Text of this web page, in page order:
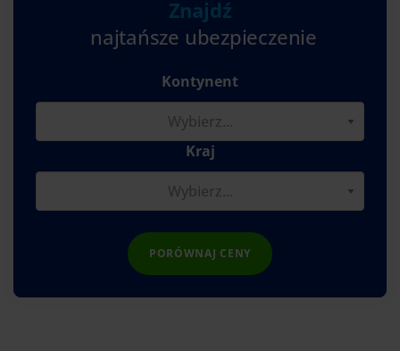
Znajdź
najtańsze ubezpieczenie
Kontynent
Kraj
PORÓWNAJ CENY